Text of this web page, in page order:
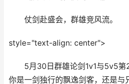
仗剑赴盛会，群雄竞风流。
style="text-align: center">
5月30日群雄论剑1v1与5v5第
你是一剑独行的飘逸剑客，还是与